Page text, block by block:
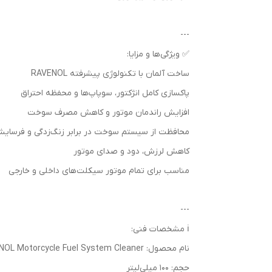
---
✅ ویژگی‌ها و مزایا:
ساخت آلمان با تکنولوژی پیشرفته RAVENOL
پاکسازی کامل انژکتور، سوپاپ‌ها و محفظه احتراق
افزایش راندمان موتور و کاهش مصرف سوخت
محافظت از سیستم سوخت در برابر زنگ‌زدگی و
کاهش لرزش، دود و صدای موتور
مناسب برای تمام موتور سیکلت‌های داخلی و خارجی
---
ℹ️ مشخصات فنی:
نام محصول: RAVENOL Motorcycle Fuel System Cleaner
حجم: 100 میلی‌لیتر